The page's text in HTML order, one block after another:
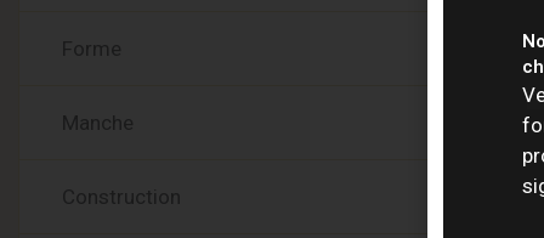
Forme
Manche
Construction